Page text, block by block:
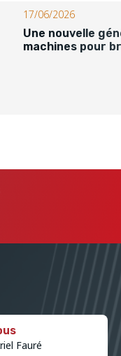
17/06/2026
Une nouvelle
machines pour
Fauré